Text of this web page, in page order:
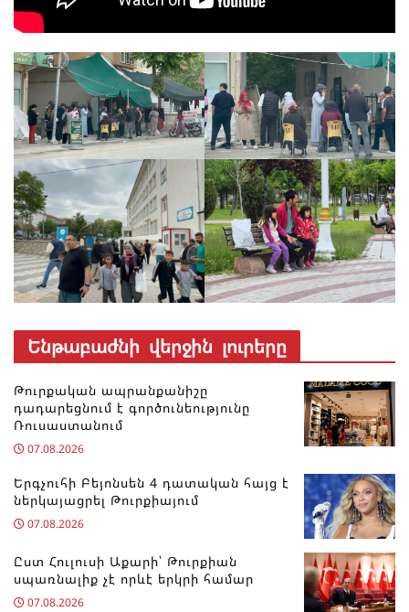
Ենթաբաժնի վերջին լուրերը
Թուրքական ապրանքանիշը
դադարեցնում է գործունեությունը
Ռուսաստանում
07.08.2026
Երգչուհի Բեյոնսեն ​​4 դատական հայց է
ներկայացրել Թուրքիայում
07.08.2026
Ըստ Հուլուսի Աքարի՝ Թուրքիան
սպառնալիք չէ որևէ երկրի համար
07.08.2026